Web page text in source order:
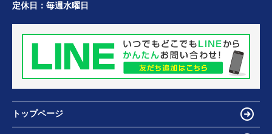
定休日： 毎週水曜日
トップページ